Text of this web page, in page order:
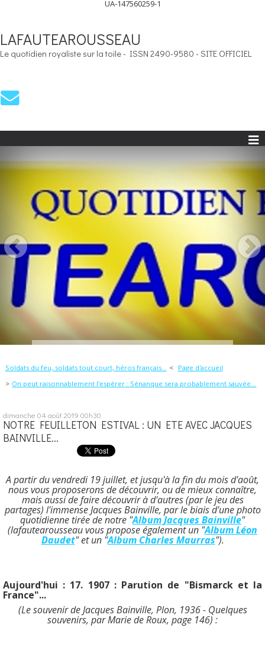
UA-147560259-1
LAFAUTEAROUSSEAU
Le quotidien royaliste sur la toile - ISSN 2490-9580 - SITE OFFICIEL
Soldats du feu, soldats tout court, héros français...
Page d'accueil
On peut raisonnablement l'espérer : Sénanque sera probablement sauvée...
dimanche 04 août 2019 00h30
NOTRE FEUILLETON ESTIVAL : UN ETE AVEC JACQUES
BAINVILLE...
A partir du vendredi 19 juillet, et jusqu'à la fin du mois d'août,
nous vous proposerons de découvrir, ou de mieux connaître,
mais aussi de faire découvrir à d'autres (par le jeu des
partages) l'immense Jacques Bainville, par le biais d'une photo
quotidienne tirée de notre "Album Jacques Bainville"
(lafautearousseau vous propose également un "Album Léon
Daudet" et un "Album Charles Maurras").
Aujourd'hui : 17. 1907 : Parution de "Bismarck et la
France"...
(Le souvenir de Jacques Bainville, Plon, 1936 - Quelques
souvenirs, par Marie de Roux, page 146) :